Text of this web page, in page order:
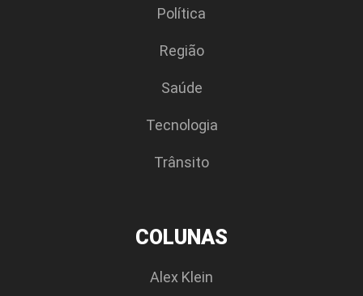
Polí­tica
Região
Saúde
Tecnologia
Trânsito
COLUNAS
Alex Klein